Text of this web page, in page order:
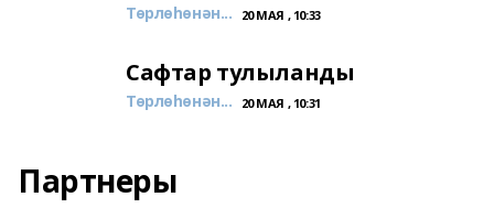
Төрлөһөнән... 20 МАЯ , 10:33
Сафтар тулыланды
Төрлөһөнән... 20 МАЯ , 10:31
Партнеры